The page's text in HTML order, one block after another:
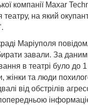
компанії Maxar
театру, на який
Маріуполя
завали. За
в театрі було до
жінки та люди похилого
від обстрілів